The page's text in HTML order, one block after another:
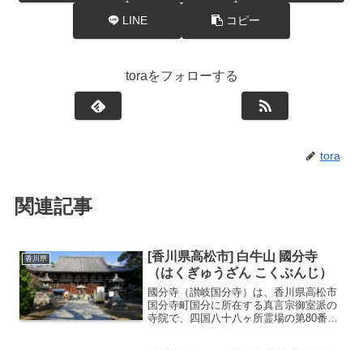
LINE コピー
toraをフォローする
tora
関連記事
香川県
[香川県高松市] 白牛山 國分寺
（はくぎゅうざん こくぶんじ）
國分寺（讃岐国分寺）は、香川県高松市
国分寺町国分に所在する真言宗御室派の
寺院で、四国八十八ヶ所霊場の第80番札